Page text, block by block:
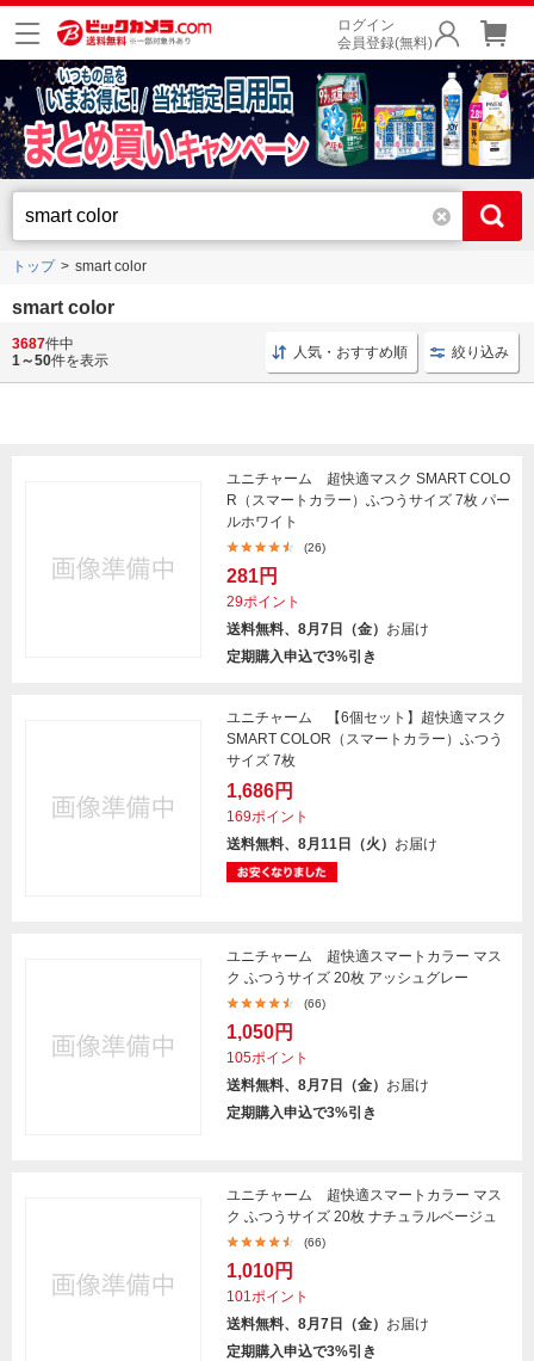
ログイン
会員登録(無料)
トップ smart color
smart color
ユニチャーム マスク マスク ナチュラルカラー ユニ
3687件中
1～50件を表示 人気・おすすめ順 絞り込み
ユニチャーム 超快適マスク SMART COLO
R（スマートカラー）ふつうサイズ 7枚 パー
ルホワイト
(26)
281円
29ポイント
送料無料、8月7日（金） お届け
定期購入申込で3%引き
ユニチャーム 【6個セット】超快適マスク
SMART COLOR（スマートカラー）ふつう
サイズ 7枚
1,686円
169ポイント
送料無料、8月11日（火） お届け
ユニチャーム 超快適スマートカラー マス
ク ふつうサイズ 20枚 アッシュグレー
(66)
1,050円
105ポイント
送料無料、8月7日（金） お届け
定期購入申込で3%引き
ユニチャーム 超快適スマートカラー マス
ク ふつうサイズ 20枚 ナチュラルベージュ
(66)
1,010円
101ポイント
送料無料、8月7日（金） お届け
定期購入申込で3%引き